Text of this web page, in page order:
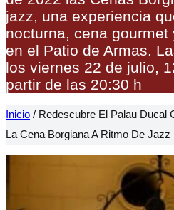
jazz, una experiencia
nocturna, cena
en el Patio de Armas.
los viernes 22 de julio,
partir de las 20:30 h
Inicio / Redescubre El Palau Ducal
La Cena Borgiana A Ritmo De Jazz